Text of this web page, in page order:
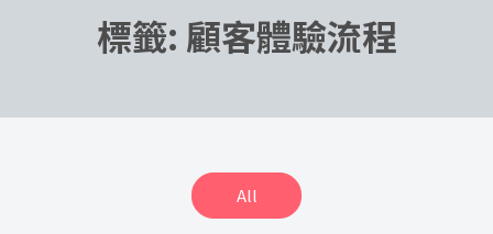
標籤: 顧客體驗流程
All